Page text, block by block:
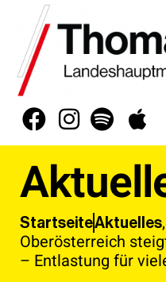
StartseiteAktuelles,
Oberösterreich
– Entlastung für